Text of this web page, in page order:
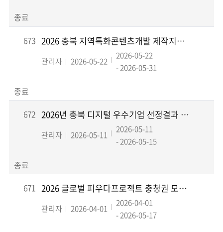
종료
673
2026 충북 지역특화콘텐츠개발 제작지원 선정평가 결과안내
관리자 2026-05-22
2026-05-22
- 2026-05-31
종료
672
2026년 충북 디지털 우수기업 선정결과 안내
관리자 2026-05-11
2026-05-11
- 2026-05-15
종료
671
2026 글로벌 피우다프로젝트 충청권 모집공고
관리자 2026-04-01
2026-04-01
- 2026-05-17